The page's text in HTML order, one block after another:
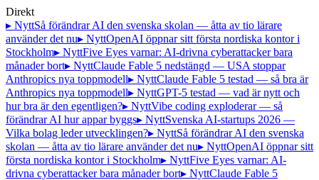
Direkt
▸ NyttSå förändrar AI den svenska skolan — åtta av tio lärare
använder det nu▸ NyttOpenAI öppnar sitt första nordiska kontor i
Stockholm▸ NyttFive Eyes varnar: AI-drivna cyberattacker bara
månader bort▸ NyttClaude Fable 5 nedstängd — USA stoppar
Anthropics nya toppmodell▸ NyttClaude Fable 5 testad — så bra är
Anthropics nya toppmodell▸ NyttGPT-5 testad — vad är nytt och
hur bra är den egentligen?▸ NyttVibe coding exploderar — så
förändrar AI hur appar byggs▸ NyttSvenska AI-startups 2026 —
Vilka bolag leder utvecklingen?▸ NyttSå förändrar AI den svenska
skolan — åtta av tio lärare använder det nu▸ NyttOpenAI öppnar sitt
första nordiska kontor i Stockholm▸ NyttFive Eyes varnar: AI-
drivna cyberattacker bara månader bort▸ NyttClaude Fable 5